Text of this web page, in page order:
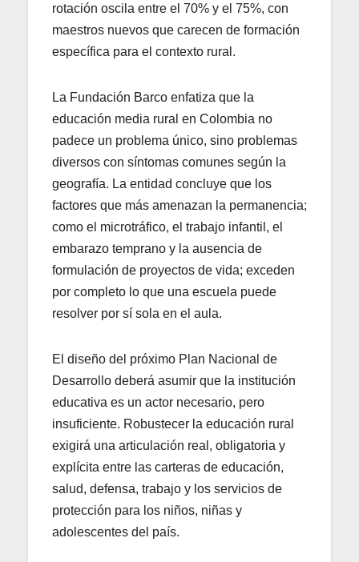
rotación oscila entre el 70% y el 75%, con
maestros nuevos que carecen de formación
específica para el contexto rural.
La Fundación Barco enfatiza que la
educación media rural en Colombia no
padece un problema único, sino problemas
diversos con síntomas comunes según la
geografía. La entidad concluye que los
factores que más amenazan la permanencia;
como el microtráfico, el trabajo infantil, el
embarazo temprano y la ausencia de
formulación de proyectos de vida; exceden
por completo lo que una escuela puede
resolver por sí sola en el aula.
El diseño del próximo Plan Nacional de
Desarrollo deberá asumir que la institución
educativa es un actor necesario, pero
insuficiente. Robustecer la educación rural
exigirá una articulación real, obligatoria y
explícita entre las carteras de educación,
salud, defensa, trabajo y los servicios de
protección para los niños, niñas y
adolescentes del país.